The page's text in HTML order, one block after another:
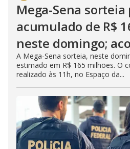
Mega-Sena
acumulado de R$
neste domingo;
A Mega-Sena sorteia, neste
estimado em R$ 165 milhões. O
realizado às 11h, no Espaço da...